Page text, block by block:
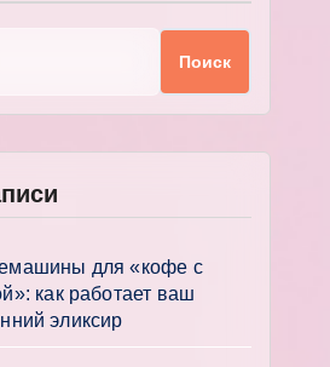
Поиск
для «кофе с
как работает ваш
эликсир